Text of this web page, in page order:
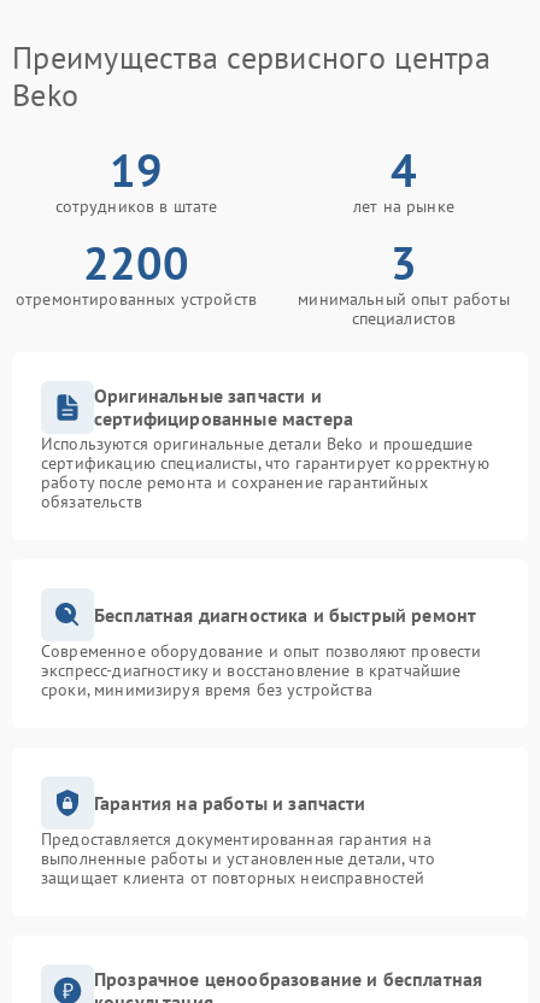
Преимущества сервисного центра
Beko
19
сотрудников в штате
4
лет на рынке
2200
отремонтированных устройств
3
минимальный опыт работы
специалистов
Оригинальные запчасти и
сертифицированные мастера
Используются оригинальные детали Beko и прошедшие
сертификацию специалисты, что гарантирует корректную
работу после ремонта и сохранение гарантийных
обязательств
Бесплатная диагностика и быстрый ремонт
Современное оборудование и опыт позволяют провести
экспресс-диагностику и восстановление в кратчайшие
сроки, минимизируя время без устройства
Гарантия на работы и запчасти
Предоставляется документированная гарантия на
выполненные работы и установленные детали, что
защищает клиента от повторных неисправностей
Прозрачное ценообразование и бесплатная